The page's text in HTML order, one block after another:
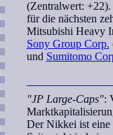
(Zentralwert: +22).
für die nächsten
Mitsubishi Heavy
Sony Group Corp.
und Sumitomo
"JP Large-Caps":
Der Nikkei ist